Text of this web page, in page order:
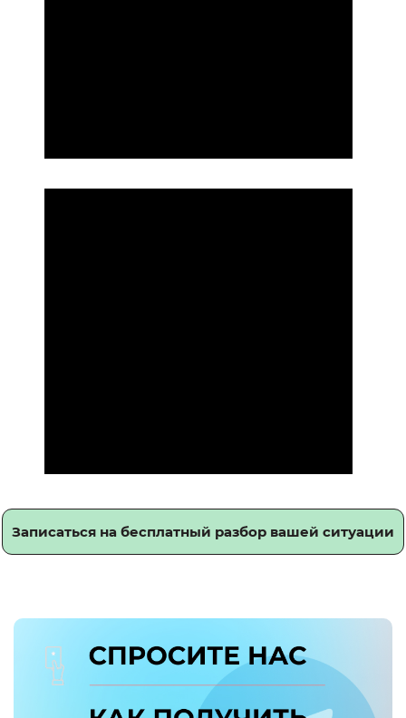
Записаться на бесплатный разбор вашей ситуации